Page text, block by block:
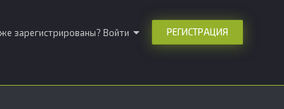
зарегистрированы? Войти РЕГИСТРАЦИЯ